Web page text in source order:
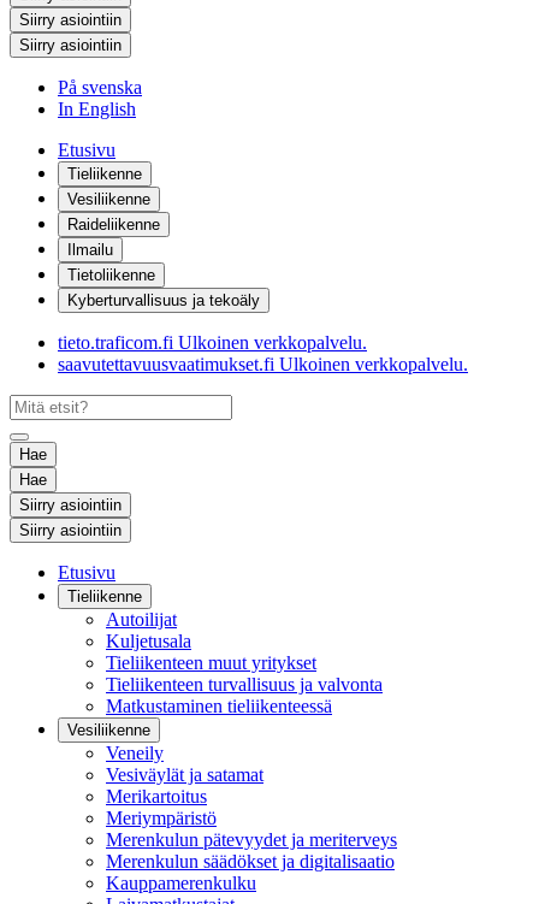
Siirry asiointiin
Siirry asiointiin
På svenska
In English
Etusivu
Tieliikenne
Vesiliikenne
Raideliikenne
Ilmailu
Tietoliikenne
Kyberturvallisuus ja tekoäly
tieto.traficom.fi Ulkoinen verkkopalvelu.
saavutettavuusvaatimukset.fi Ulkoinen verkkopalvelu.
Hae
Hae
Siirry asiointiin
Siirry asiointiin
Etusivu
Tieliikenne
Autoilijat
Kuljetusala
Tieliikenteen muut yritykset
Tieliikenteen turvallisuus ja valvonta
Matkustaminen tieliikenteessä
Vesiliikenne
Veneily
Vesiväylät ja satamat
Merikartoitus
Meriympäristö
Merenkulun pätevyydet ja meriterveys
Merenkulun säädökset ja digitalisaatio
Kauppamerenkulku